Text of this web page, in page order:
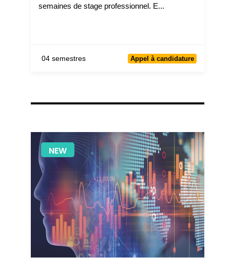
semaines de stage professionnel. E...
04 semestres Appel à candidature
NEW